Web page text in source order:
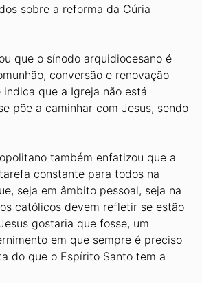
sobre a reforma da Cúria
que o sínodo arquidiocesano é
conversão e renovação
indica que a Igreja não está
põe a caminhar com Jesus, sendo
também enfatizou que a
constante para todos na
seja em âmbito pessoal, seja na
católicos devem refletir se estão
gostaria que fosse, um
em que sempre é preciso
do que o Espírito Santo tem a